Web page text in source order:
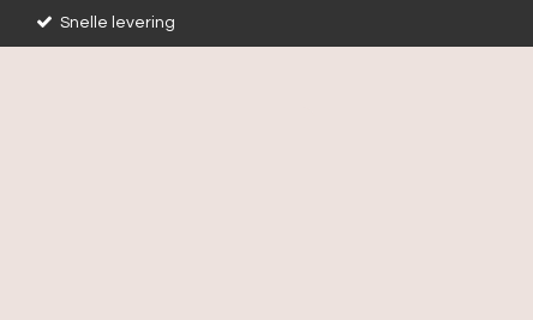
Snelle levering